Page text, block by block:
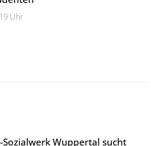
Uhr
sucht dringend Zimmer für
Sozialwerk Wuppertal sucht